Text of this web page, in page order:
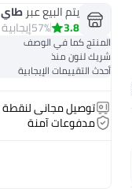
يتم البيع عبر
3.8
57%إيجابية
المنتج كما في الوصف
شريك لنون منذ
أحدث التقييمات الإيجابية
توصيل مجاني لنقطة
مدفوعات آمنة